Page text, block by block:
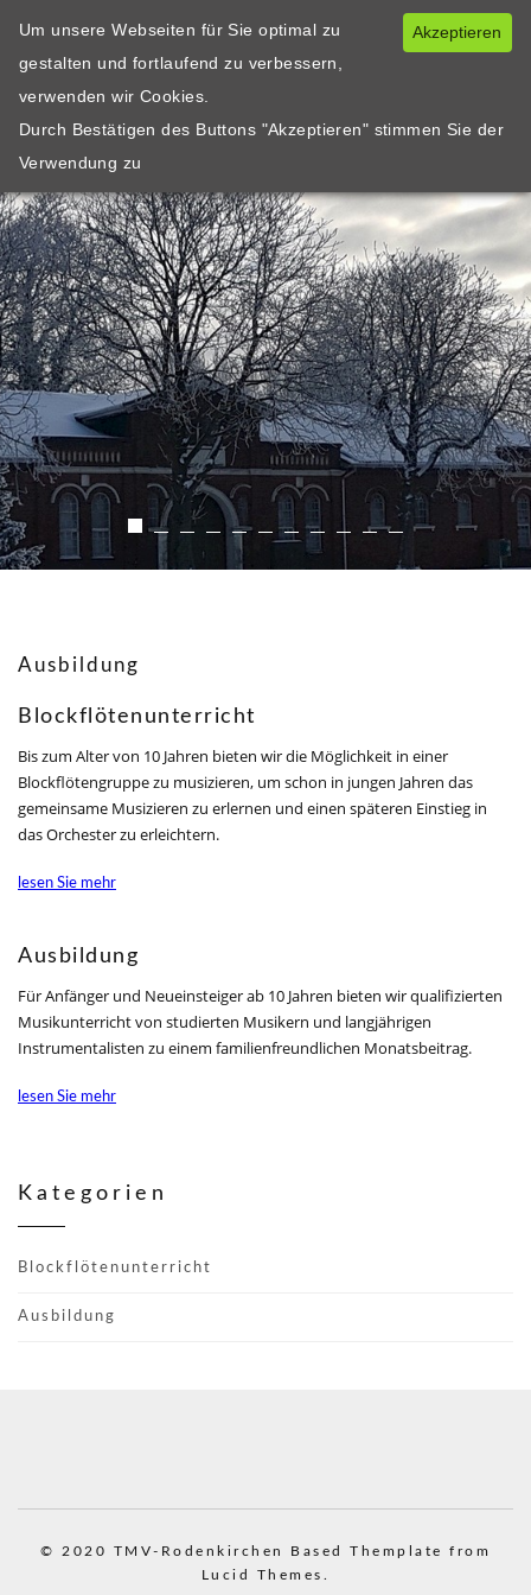
Ausbildung
Blockflötenunterricht
Bis zum Alter von 10 Jahren bieten wir die Möglichkeit in einer
Blockflötengruppe zu musizieren, um schon in jungen Jahren das
gemeinsame Musizieren zu erlernen und einen späteren Einstieg in
das Orchester zu erleichtern.
lesen Sie mehr
Ausbildung
Für Anfänger und Neueinsteiger ab 10 Jahren bieten wir qualifizierten
Musikunterricht von studierten Musikern und langjährigen
Instrumentalisten zu einem familienfreundlichen Monatsbeitrag.
lesen Sie mehr
Kategorien
Blockflötenunterricht
Ausbildung
© 2020 TMV-Rodenkirchen Based Themplate from
Lucid Themes.
Akzeptieren
Um unsere Webseiten für Sie optimal zu
gestalten und fortlaufend zu verbessern,
verwenden wir Cookies.
Durch Bestätigen des Buttons "Akzeptieren" stimmen Sie der
Verwendung zu